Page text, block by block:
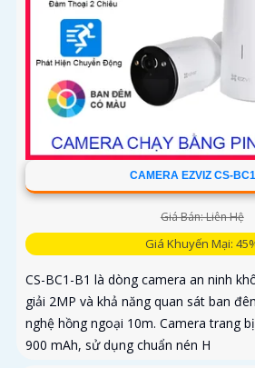
CAMERA EZVIZ CS-
Giá Bán: Liên Hệ
Giá Khuyến Mại:
CS-BC1-B1 là dòng camera an ninh
giải 2MP và khả năng quan sát ban
nghệ hồng ngoại 10m. Camera trang
900 mAh, sử dụng chuẩn nén H